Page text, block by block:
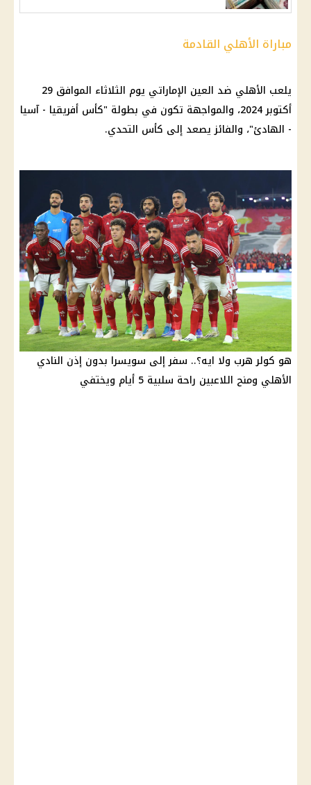
مباراة الأهلي القادمة
يلعب الأهلي ضد العين الإماراتي يوم
الثلاثاء الموافق 29
أكتوبر 2024، والمواجهة تكون في بطولة "كأس أفريقيا - آسيا
- الهادئ"، والفائز يصعد إلى كأس التحدي.
هو كولر هرب ولا ايه؟.. سفر إلى سويسرا بدون إذن النادي
الأهلي ومنح اللاعبين راحة سلبية 5 أيام ويختفي